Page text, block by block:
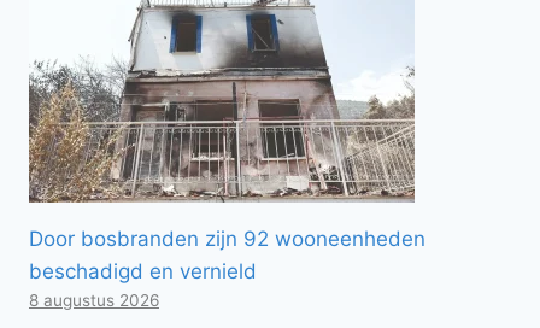
Door bosbranden zijn 92 wooneenheden
beschadigd en vernield
8 augustus 2026